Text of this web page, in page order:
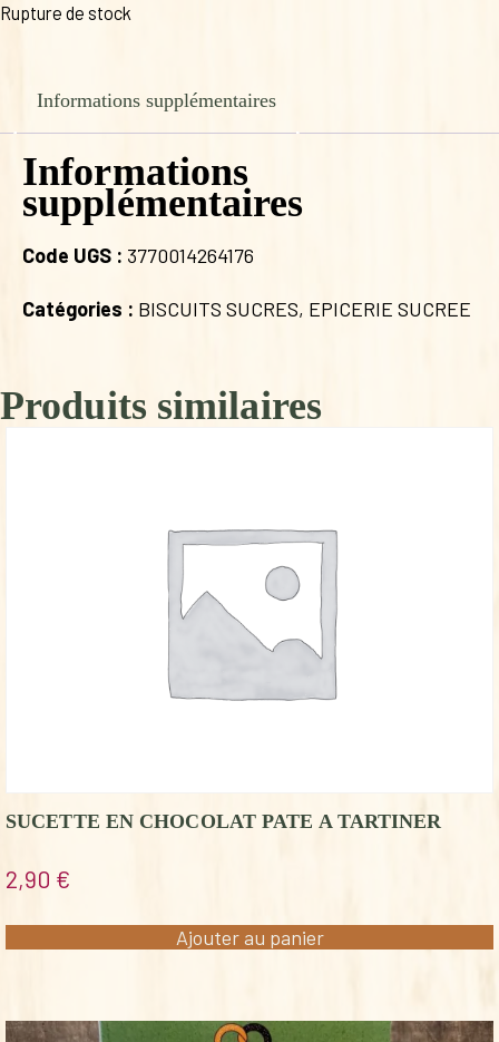
Rupture de stock
Informations supplémentaires
Informations
supplémentaires
Code UGS : 3770014264176
Catégories : BISCUITS SUCRES, EPICERIE SUCREE
Produits similaires
SUCETTE EN CHOCOLAT PATE A TARTINER
2,90 €
Ajouter au panier